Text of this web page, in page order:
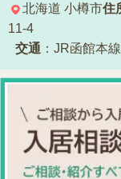
北海道 小樽市住
11-4
交通 ：JR函館本